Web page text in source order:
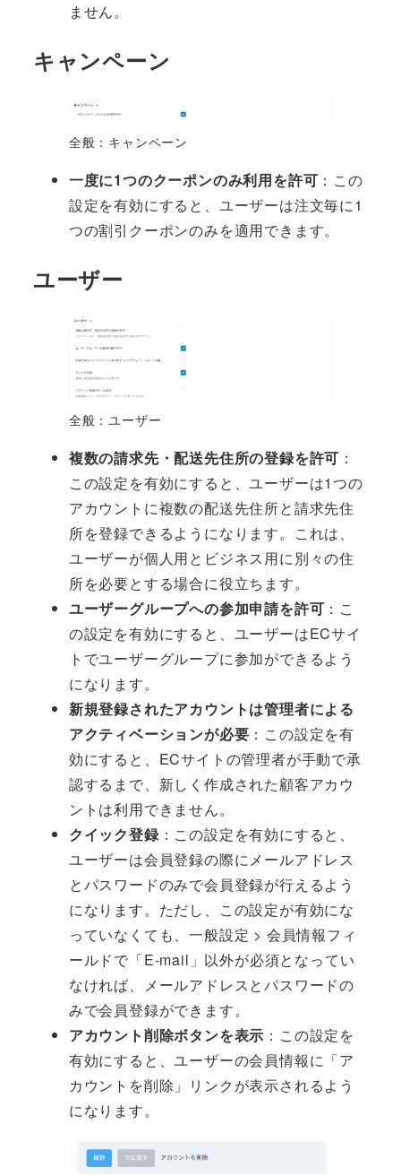
ません。
キャンペーン
全般：キャンペーン
一度に1つのクーポンのみ利用を許可 ：この
設定を有効にすると、ユーザーは注文毎に1
つの割引クーポンのみを適用できます。
ユーザー
全般：ユーザー
複数の請求先・配送先住所の登録を許可 ：
この設定を有効にすると、ユーザーは1つの
アカウントに複数の配送先住所と請求先住
所を登録できるようになります。これは、
ユーザーが個人用とビジネス用に別々の住
所を必要とする場合に役立ちます。
ユーザーグループへの参加申請を許可 ：こ
の設定を有効にすると、ユーザーはECサイ
トでユーザーグループに参加ができるよう
になります。
新規登録されたアカウントは管理者による
アクティベーションが必要 ：この設定を有
効にすると、ECサイトの管理者が手動で承
認するまで、新しく作成された顧客アカウ
ントは利用できません。
クイック登録：この設定を有効にすると、
ユーザーは会員登録の際にメールアドレス
とパスワードのみで会員登録が行えるよう
になります。ただし、この設定が有効にな
っていなくても、一般設定 > 会員情報フィ
ールドで「E-mail」以外が必須となってい
なければ、メールアドレスとパスワードの
みで会員登録ができます。
アカウント削除ボタンを表示 ：この設定を
有効にすると、ユーザーの会員情報に「ア
カウントを削除」リンクが表示されるよう
になります。